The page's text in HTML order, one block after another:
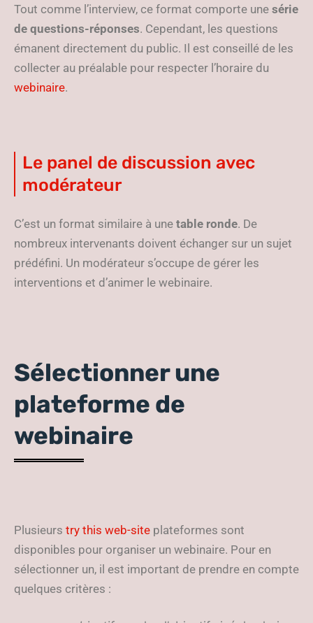
Tout comme l’interview, ce format comporte une série
de questions-réponses. Cependant, les questions
émanent directement du public. Il est conseillé de les
collecter au préalable pour respecter l’horaire du
webinaire.
Le panel de discussion avec
modérateur
C’est un format similaire à une table ronde. De
nombreux intervenants doivent échanger sur un sujet
prédéfini. Un modérateur s’occupe de gérer les
interventions et d’animer le webinaire.
Sélectionner une
plateforme de
webinaire
Plusieurs try this web-site plateformes sont
disponibles pour organiser un webinaire. Pour en
sélectionner un, il est important de prendre en compte
quelques critères :